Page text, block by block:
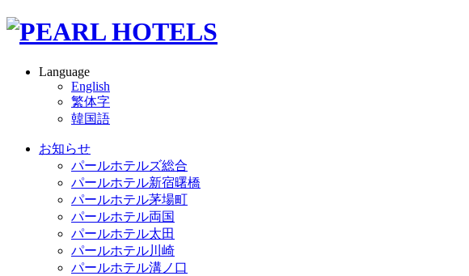
Language
English
繁体字
韓国語
お知らせ
パールホテルズ総合
パールホテル新宿曙橋
パールホテル茅場町
パールホテル両国
パールホテル太田
パールホテル川崎
パールホテル溝ノ口